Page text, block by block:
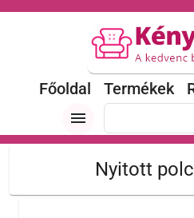
Főoldal Termékek
menu
Nyitott